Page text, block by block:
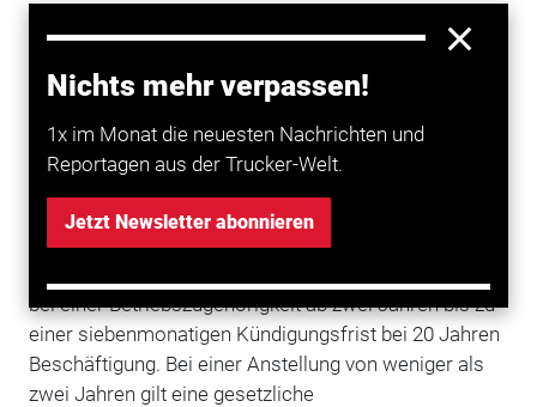
Nichts mehr verpassen!
1x im Monat die neuesten Nachrichten und
Reportagen aus der Trucker-Welt.
Jetzt Newsletter abonnieren
Gesetzgeber räumt damit Mitarbeitern, die über Jahre
in einemUnternehmengearbeitet haben, einen
besseren Kündigungsschutz ein: Will ein Arbeitgeber
einen Arbeitnehmer entlassen, muss er bei der
ordentlichenKündigungdie Dauer des
Arbeitsverhältnisses berücksichtigen. Dafür sind
sieben Stufen vorgesehen.
bei einer Betriebszugehörigkeit ab zwei Jahren bis zu
einer siebenmonatigen Kündigungsfrist bei 20 Jahren
Beschäftigung. Bei einer Anstellung von weniger als
zwei Jahren gilt eine gesetzliche